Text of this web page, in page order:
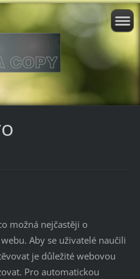
možná nejčastěji o
Aby se uživatelé naučili
je důležité webovou
Pro automatickou